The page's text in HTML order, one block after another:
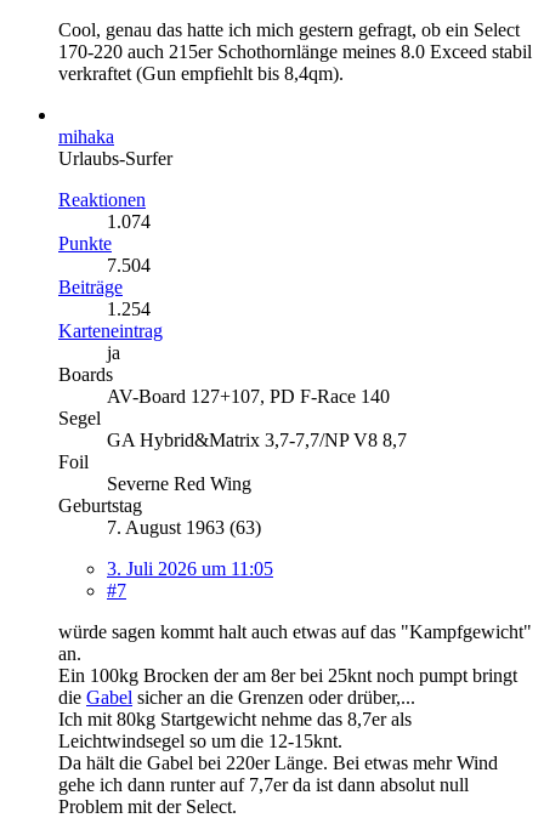
Cool, genau das hatte ich mich gestern gefragt, ob ein Select
170-220 auch 215er Schothornlänge meines 8.0 Exceed stabil
verkraftet (Gun empfiehlt bis 8,4qm).
mihaka
Urlaubs-Surfer
Reaktionen
1.074
Punkte
7.504
Beiträge
1.254
Karteneintrag
ja
Boards
AV-Board 127+107, PD F-Race 140
Segel
GA Hybrid&Matrix 3,7-7,7/NP V8 8,7
Foil
Severne Red Wing
Geburtstag
7. August 1963 (63)
3. Juli 2026 um 11:05
#7
würde sagen kommt halt auch etwas auf das "Kampfgewicht"
an.
Ein 100kg Brocken der am 8er bei 25knt noch pumpt bringt
die Gabel sicher an die Grenzen oder drüber,...
Ich mit 80kg Startgewicht nehme das 8,7er als
Leichtwindsegel so um die 12-15knt.
Da hält die Gabel bei 220er Länge. Bei etwas mehr Wind
gehe ich dann runter auf 7,7er da ist dann absolut null
Problem mit der Select.